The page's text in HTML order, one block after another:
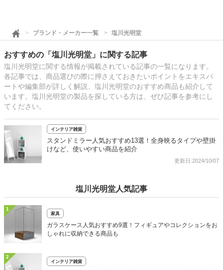
ブランド・メーカー一覧 塩川光明堂
おすすめの「塩川光明堂」に関する記事
塩川光明堂に関する情報が掲載されている記事の一覧になります。
各記事では、商品選びの際に押さえておきたいポイントをエキスパ
ートや編集部が詳しく解説、塩川光明堂のおすすめ商品も紹介して
います。塩川光明堂の製品を探している方は、ぜひ記事を参考にし
てください。
インテリア雑貨
スタンドミラー人気おすすめ13選！全身映るタイプや壁掛
けなど、使いやすい商品を紹介
更新日:2024/10/07
塩川光明堂人気記事
1
家具
ガラスケース人気おすすめ9選！フィギュアやコレクションをお
しゃれに収納できる商品も
2
インテリア雑貨